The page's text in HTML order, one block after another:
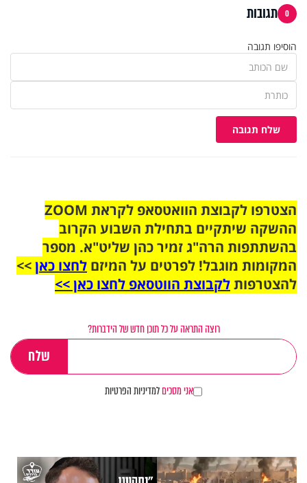
0 תגובות
הוסיפו תגובה
שלח תגובה
הצטרפו לקבוצת הוואטסאפ לקראת ZOOM
ההשקה שיתקיים בתחילת השבוע הקרוב
בהשתתפות הרה"ג זמיר כהן שליט"א. מספר
המקומות מוגבל! לפרטים על המיזם לחצו כאן>>
להצטרפותלקבוצת הווטסאפ לחצו כאן >>
רוצה התראה על כל תוכן חדש של הידברות?
אני מסכיםלמדיניות הפרטיות